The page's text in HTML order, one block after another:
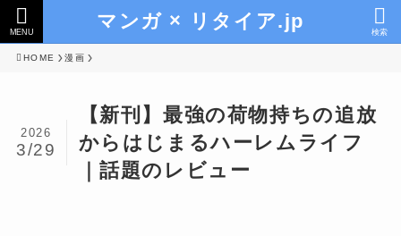
マンガ × リタイア.jp 検索
MENU
HOME 漫画
【新刊】最強の荷物持ちの追放
からはじまるハーレムライフ
｜話題のレビュー
2026
3/29